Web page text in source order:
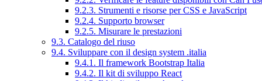
9.2.3. Strumenti e risorse per CSS e JavaScript
9.2.4. Supporto browser
9.2.5. Misurare le prestazioni
9.3. Catalogo del riuso
9.4. Sviluppare con il design system .italia
9.4.1. Il framework Bootstrap Italia
9.4.2. Il kit di sviluppo React